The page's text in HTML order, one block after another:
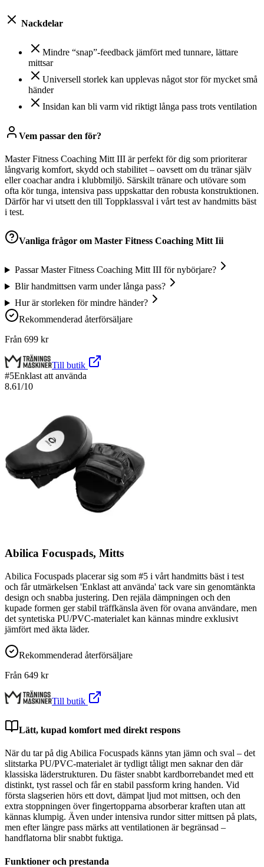
Nackdelar
Mindre “snap”-feedback jämfört med tunnare, lättare
mittsar
Universell storlek kan upplevas något stor för mycket små
händer
Insidan kan bli varm vid riktigt långa pass trots ventilation
Vem passar den för?
Master Fitness Coaching Mitt III är perfekt för dig som prioriterar
långvarig komfort, skydd och stabilitet – oavsett om du tränar själv
eller coachar andra i klubbmiljö. Särskilt tränare och utövare som
ofta kör tunga, intensiva pass uppskattar den robusta konstruktionen.
Därför har vi utsett den till Toppklassval i vårt test av handmitts bäst
i test.
Vanliga frågor om Master Fitness Coaching Mitt Iii
Passar Master Fitness Coaching Mitt III för nybörjare?
Blir handmittsen varm under långa pass?
Hur är storleken för mindre händer?
Rekommenderad återförsäljare
Från 699 kr
Till butik
#5Enklast att använda
8.61/10
Abilica Focuspads, Mitts
Abilica Focuspads placerar sig som #5 i vårt handmitts bäst i test
och får utmärkelsen 'Enklast att använda' tack vare sin genomtänkta
design och snabba justering. Den rejäla dämpningen och den
kupade formen ger stabil träffkänsla även för ovana användare, men
det syntetiska PU/PVC-materialet kan kännas mindre exklusivt
jämfört med äkta läder.
Rekommenderad återförsäljare
Från 649 kr
Till butik
Lätt, kupad komfort med direkt respons
När du tar på dig Abilica Focuspads känns ytan jämn och sval – det
slitstarka PU/PVC-materialet är tydligt tåligt men saknar den där
klassiska läderstrukturen. Du fäster snabbt kardborrebandet med ett
distinkt, tyst rassel och får en stabil passform kring handen. Vid
första slagserien hörs ett dovt, dämpat ljud mot mittsen, och den
extra stoppningen över fingertopparna absorberar kraften utan att
kännas klumpig. Även under intensiva rundor sitter mittsen på plats,
men efter längre pass märks att ventilationen är begränsad –
handflatorna blir snabbt fuktiga.
Funktioner och prestanda